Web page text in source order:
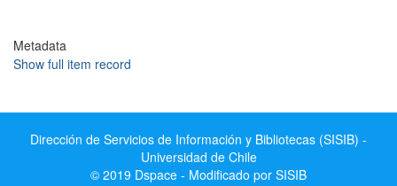
Metadata
Show full item record
Dirección de Servicios de Información y Bibliotecas (SISIB) -
Universidad de Chile
© 2019 Dspace - Modificado por SISIB